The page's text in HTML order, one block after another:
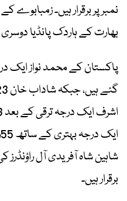
نمبر پر برقرار ہیں۔
بھارت کے ہاردک پانڈیا
پاکستان کے محمد نواز ایک
برقرار ہیں۔